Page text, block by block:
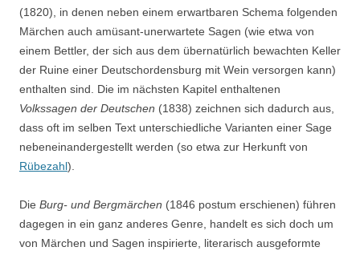
(1820), in denen neben einem erwartbaren Schema folgenden
Märchen auch amüsant-unerwartete Sagen (wie etwa von
einem Bettler, der sich aus dem übernatürlich bewachten Keller
der Ruine einer Deutschordensburg mit Wein versorgen kann)
enthalten sind. Die im nächsten Kapitel enthaltenen
Volkssagen der Deutschen (1838) zeichnen sich dadurch aus,
dass oft im selben Text unterschiedliche Varianten einer Sage
nebeneinandergestellt werden (so etwa zur Herkunft von
Rübezahl).
Die Burg- und Bergmärchen (1846 postum erschienen) führen
dagegen in ein ganz anderes Genre, handelt es sich doch um
von Märchen und Sagen inspirierte, literarisch ausgeformte